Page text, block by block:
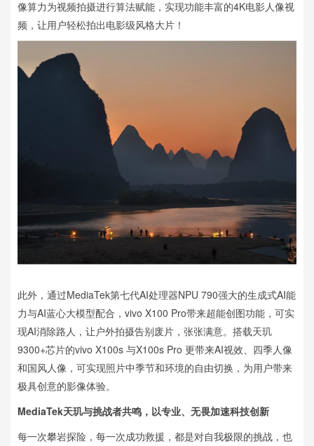
像算力为视频拍摄进行算法赋能，实现功能丰富的4K电影人像视
频，让用户轻松拍出电影级风格大片！
此外，通过MediaTek第七代AI处理器NPU 790强大的生成式AI能
力与AI蓝心大模型配合，vivo X100 Pro带来超能创图功能，可实
现AI消除路人，让户外拍摄告别废片，张张满意。搭载天玑
9300+芯片的vivo X100s 与X100s Pro 更带来AI视效、四季人像
和国风人像，可实现照片中季节和环境的自由切换，为用户带来
极具创意的影像体验。
MediaTek天玑与挑战者共鸣，以专业、无畏加速科技创新
每一次攀岩探险，每一次成功救援，都是对自我极限的挑战，也